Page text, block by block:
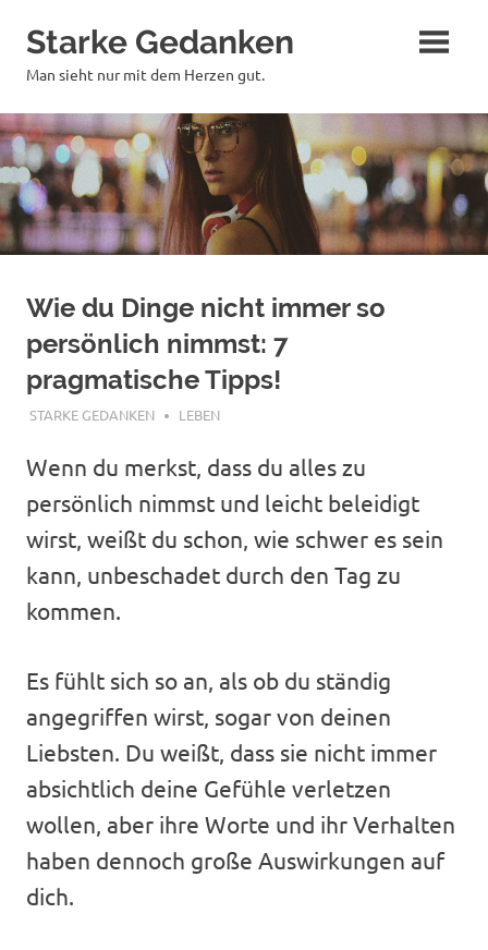
Inhalt
springen
Starke Gedanken
Man sieht nur mit dem Herzen gut.
Wie du Dinge nicht immer so
persönlich nimmst: 7
pragmatische Tipps!
NOVEMBER 9, 2022
STARKE GEDANKEN LEBEN
Wenn du merkst, dass du alles zu
persönlich nimmst und leicht beleidigt
wirst, weißt du schon, wie schwer es sein
kann, unbeschadet durch den Tag zu
kommen.
Es fühlt sich so an, als ob du ständig
angegriffen wirst, sogar von deinen
Liebsten. Du weißt, dass sie nicht immer
absichtlich deine Gefühle verletzen
wollen, aber ihre Worte und ihr Verhalten
haben dennoch große Auswirkungen auf
dich.